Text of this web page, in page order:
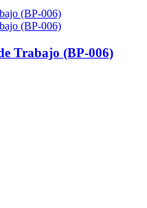
Trabajo (BP-006)